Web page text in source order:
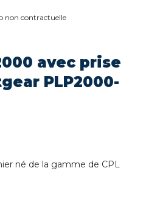
non contractuelle
avec prise
PLP2000-
né de la gamme de CPL